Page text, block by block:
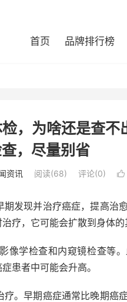
首页 品牌排行榜
，为啥还是查不
，尽量别省
资讯 阅读(68) 评论(0) 
发现并治疗癌症，提高治
疗，它可能会扩散到身体的
像学检查和内窥镜检查等
患者中可能会升高。
。早期癌症通常比晚期癌